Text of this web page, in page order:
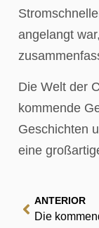
angelangt
Die Welt der
kommende
Geschichten
eine
ANTERIOR